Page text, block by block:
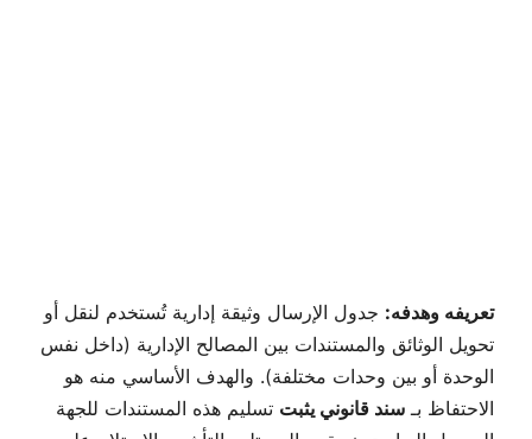
تعريفه وهدفه: جدول الإرسال وثيقة إدارية تُستخدم لنقل أو
تحويل الوثائق والمستندات بين المصالح الإدارية (داخل نفس
الوحدة أو بين وحدات مختلفة). والهدف الأساسي منه هو
الاحتفاظ بـ سند قانوني يثبت تسليم هذه المستندات للجهة